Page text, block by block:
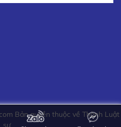
Bản quyền thuộc về Thành Luật
sư